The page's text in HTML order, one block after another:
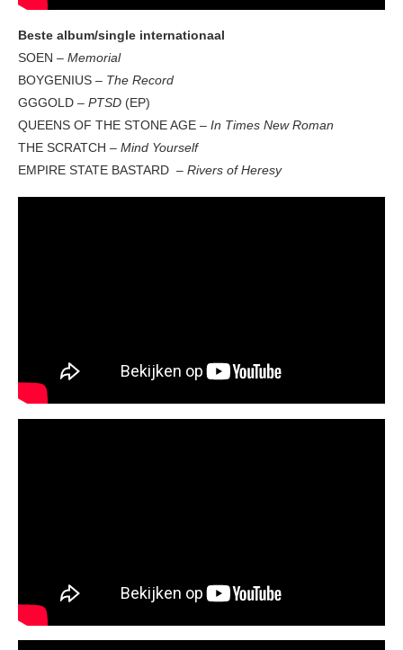
Beste album/single internationaal
SOEN – Memorial
BOYGENIUS – The Record
GGGOLD – PTSD (EP)
QUEENS OF THE STONE AGE – In Times New Roman
THE SCRATCH – Mind Yourself
EMPIRE STATE BASTARD – Rivers of Heresy